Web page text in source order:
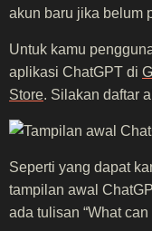
akun baru jika belum
Untuk kamu
aplikasi ChatGPT di
Store. Silakan daftar
Seperti yang dapat
tampilan awal
ada tulisan “What